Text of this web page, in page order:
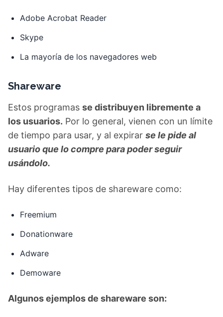
Adobe Acrobat Reader
Skype
La mayoría de los navegadores web
Shareware
Estos programas se distribuyen libremente a
los usuarios. Por lo general, vienen con un límite
de tiempo para usar, y al expirar se le pide al
usuario que lo compre para poder seguir
usándolo.
Hay diferentes tipos de shareware como:
Freemium
Donationware
Adware
Demoware
Algunos ejemplos de shareware son: